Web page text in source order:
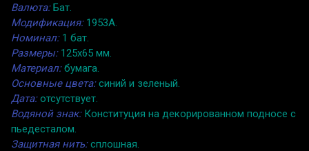
Валюта:Бат.
Модификация:1953A.
Номинал:1 бат.
Размеры:125x65 мм.
Материал:бумага.
Основные цвета:синий и зеленый.
Дата:отсутствует.
Водяной знак:Конституция на декорированном подносе с
пьедесталом.
Защитная нить:сплошная.